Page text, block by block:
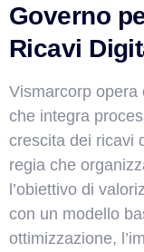
Governo
Ricavi
Vismarcorp opera
che integra
crescita dei ricavi
regia che
l’obiettivo di
con un modello
ottimizzazione,